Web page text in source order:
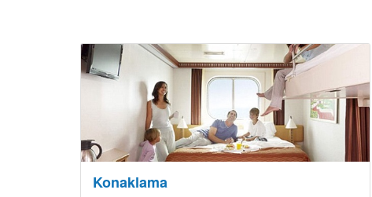
Konaklama